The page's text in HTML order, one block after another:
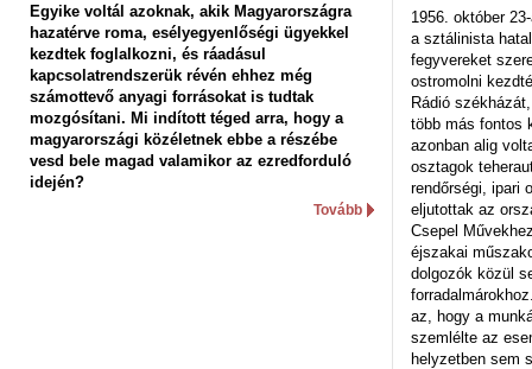
Egyike voltál azoknak, akik Magyarországra
hazatérve roma, esélyegyenlőségi ügyekkel
kezdtek foglalkozni, és ráadásul
kapcsolatrendszerük révén ehhez még
számottevő anyagi forrásokat is tudtak
mozgósítani. Mi indított téged arra, hogy a
magyarországi közéletnek ebbe a részébe
vesd bele magad valamikor az ezredforduló
idején?
Tovább
1956. október
a sztálinista
fegyvereket
ostromolni
Rádió
több más fontos
azonban alig
osztagok
rendőrségi, ipari
eljutottak az
Csepel
éjszakai
dolgozók közül
az, hogy a
szemlélte az
helyzetben sem